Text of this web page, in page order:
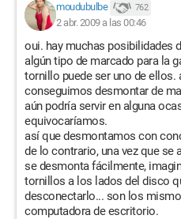
moudubulbe 762
2 abr. 2009 a las 00:46
oui. hay muchas posibilidades
algún tipo de marcado para la
tornillo puede ser uno de ellos.
conseguimos desmontar de
aún podría servir en alguna
equivocaríamos.
así que desmontamos con
de lo contrario, una vez que se
se desmonta fácilmente,
tornillos a los lados del disco
desconectarlo... son los
computadora de escritorio.